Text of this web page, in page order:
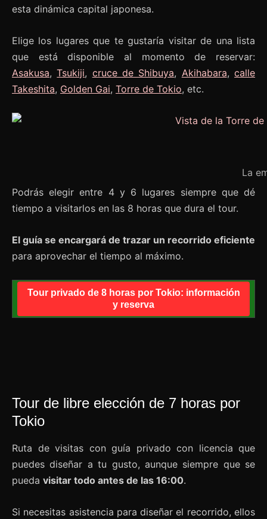
esta dinámica capital japonesa.
Elige los lugares que te gustaría visitar de una lista
que está disponible al momento de reservar:
Asakusa,Tsukiji, cruce de Shibuya, Akihabara,calle
Takeshita, Golden Gai, Torre de Tokio, etc.
La
Podrás elegir entre 4 y 6 lugares siempre que dé
tiempo a visitarlos en las 8 horas que dura el tour.
El guía se encargará de trazar un recorrido eficiente
para aprovechar el tiempo al máximo.
Tour privado de 8 horas por Tokio: información
y reserva
Tour de libre elección de 7 horas por
Tokio
Ruta de visitas con guía privado con licencia que
puedes diseñar a tu gusto, aunque siempre que se
pueda visitar todo antes de las 16:00.
Si necesitas asistencia para diseñar el recorrido, ellos